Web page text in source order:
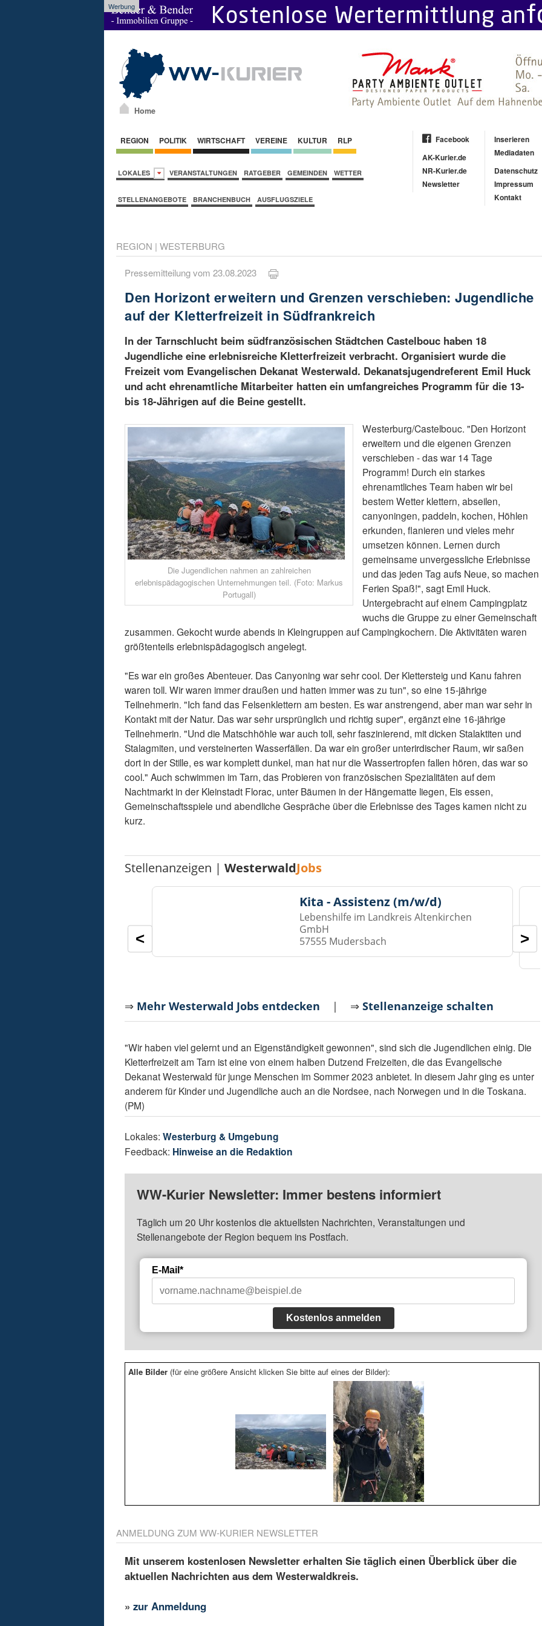
Werbung
Home
REGION POLITIK WIRTSCHAFT VEREINE KULTUR RLP
LOKALES VERANSTALTUNGEN RATGEBER GEMEINDEN WETTER
STELLENANGEBOTE BRANCHENBUCH AUSFLUGSZIELE
Facebook
AK-Kurier.de
NR-Kurier.de
Newsletter
Inserieren
Mediadaten
Datenschutz
Impressum
Kontakt
REGION | WESTERBURG
Pressemitteilung vom 23.08.2023
Den Horizont erweitern und Grenzen verschieben: Jugendliche
auf der Kletterfreizeit in Südfrankreich
In der Tarnschlucht beim südfranzösischen Städtchen Castelbouc haben 18
Jugendliche eine erlebnisreiche Kletterfreizeit verbracht. Organisiert wurde die
Freizeit vom Evangelischen Dekanat Westerwald. Dekanatsjugendreferent Emil Huck
und acht ehrenamtliche Mitarbeiter hatten ein umfangreiches Programm für die 13-
bis 18-Jährigen auf die Beine gestellt.
Die Jugendlichen nahmen an zahlreichen
erlebnispädagogischen Unternehmungen teil. (Foto: Markus
Portugall)
Westerburg/Castelbouc. "Den Horizont
erweitern und die eigenen Grenzen
verschieben - das war 14 Tage
Programm! Durch ein starkes
ehrenamtliches Team haben wir bei
bestem Wetter klettern, abseilen,
canyoningen, paddeln, kochen, Höhlen
erkunden, flanieren und vieles mehr
umsetzen können. Lernen durch
gemeinsame unvergessliche Erlebnisse
und das jeden Tag aufs Neue, so machen
Ferien Spaß!", sagt Emil Huck.
Untergebracht auf einem Campingplatz
wuchs die Gruppe zu einer Gemeinschaft
zusammen. Gekocht wurde abends in Kleingruppen auf Campingkochern. Die Aktivitäten waren
größtenteils erlebnispädagogisch angelegt.
"Es war ein großes Abenteuer. Das Canyoning war sehr cool. Der Klettersteig und Kanu fahren
waren toll. Wir waren immer draußen und hatten immer was zu tun", so eine 15-jährige
Teilnehmerin. "Ich fand das Felsenklettern am besten. Es war anstrengend, aber man war sehr in
Kontakt mit der Natur. Das war sehr ursprünglich und richtig super", ergänzt eine 16-jährige
Teilnehmerin. "Und die Matschhöhle war auch toll, sehr faszinierend, mit dicken Stalaktiten und
Stalagmiten, und versteinerten Wasserfällen. Da war ein großer unterirdischer Raum, wir saßen
dort in der Stille, es war komplett dunkel, man hat nur die Wassertropfen fallen hören, das war so
cool." Auch schwimmen im Tarn, das Probieren von französischen Spezialitäten auf dem
Nachtmarkt in der Kleinstadt Florac, unter Bäumen in der Hängematte liegen, Eis essen,
Gemeinschaftsspiele und abendliche Gespräche über die Erlebnisse des Tages kamen nicht zu
kurz.
Stellenanzeigen |WesterwaldJobs
Kita - Assistenz (m/w/d)
Lebenshilfe im Landkreis Altenkirchen
GmbH
57555 Mudersbach
< >
⇒ Mehr Westerwald Jobs entdecken | ⇒Stellenanzeige schalten
"Wir haben viel gelernt und an Eigenständigkeit gewonnen", sind sich die Jugendlichen einig. Die
Kletterfreizeit am Tarn ist eine von einem halben Dutzend Freizeiten, die das Evangelische
Dekanat Westerwald für junge Menschen im Sommer 2023 anbietet. In diesem Jahr ging es unter
anderem für Kinder und Jugendliche auch an die Nordsee, nach Norwegen und in die Toskana.
(PM)
Lokales:Westerburg & Umgebung
Feedback: Hinweise an die Redaktion
WW-Kurier Newsletter: Immer bestens informiert
Täglich um 20 Uhr kostenlos die aktuellsten Nachrichten, Veranstaltungen und
Stellenangebote der Region bequem ins Postfach.
E-Mail*
Kostenlos anmelden
Alle Bilder (für eine größere Ansicht klicken Sie bitte auf eines der Bilder):
ANMELDUNG ZUM WW-KURIER NEWSLETTER
Mit unserem kostenlosen Newsletter erhalten Sie täglich einen Überblick über die
aktuellen Nachrichten aus dem Westerwaldkreis.
»zur Anmeldung